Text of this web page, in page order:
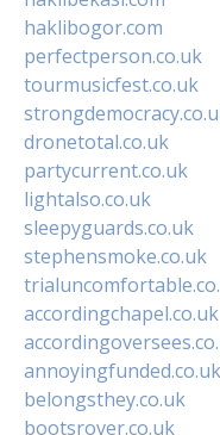
haklibogor.com
perfectperson.co.uk
tourmusicfest.co.uk
dronetotal.co.uk
partycurrent.co.uk
lightalso.co.uk
sleepyguards.co.uk
stephensmoke.co.uk
accordingchapel.co.uk
annoyingfunded.co.uk
belongsthey.co.uk
bootsrover.co.uk